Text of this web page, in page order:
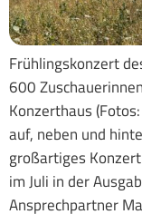
Frühlingskonzert
600
Konzerthaus
auf, neben und
großartiges
im Juli in der
Ansprechpartner